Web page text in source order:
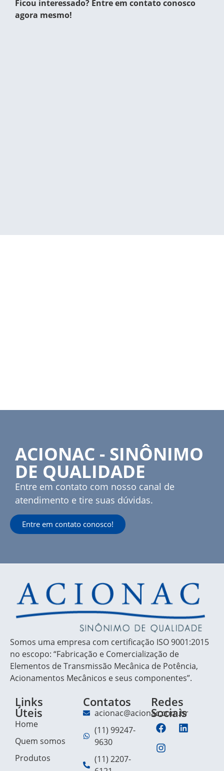
Ficou interessado? Entre em contato conosco
agora mesmo!
ACIONAC - SINÔNIMO
DE QUALIDADE
Entre em contato com nosso canal de
atendimento e tire suas dúvidas.
Entre em contato conosco!
Somos uma empresa com certificação ISO 9001:2015
no escopo: “Fabricação e Comercialização de
Elementos de Transmissão Mecânica de Potência,
Acionamentos Mecânicos e seus componentes”.
Links
Úteis
Home
Quem somos
Produtos
Contatos
acionac@acionac.com.br
(11) 99247-
9630
(11) 2207-
Redes
Sociais